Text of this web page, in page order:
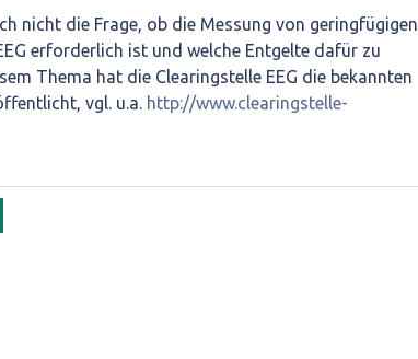
nicht die Frage, ob die Messung von geringfügigen
erforderlich ist und welche Entgelte dafür zu
Thema hat die Clearingstelle EEG die bekannten
vgl. u.a. http://www.clearingstelle-